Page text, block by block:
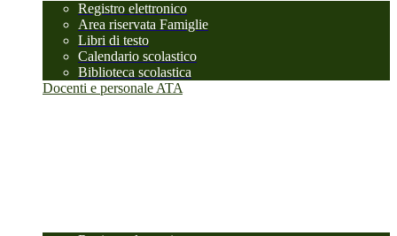
Registro elettronico
Area riservata Famiglie
Libri di testo
Calendario scolastico
Biblioteca scolastica
Docenti e personale ATA